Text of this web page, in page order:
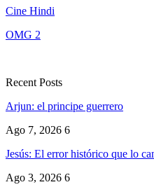
Cine Hindi
OMG 2
Recent Posts
Arjun: el principe guerrero
Ago 7, 2026 6
Jesús: El error histórico que lo
Ago 3, 2026 6